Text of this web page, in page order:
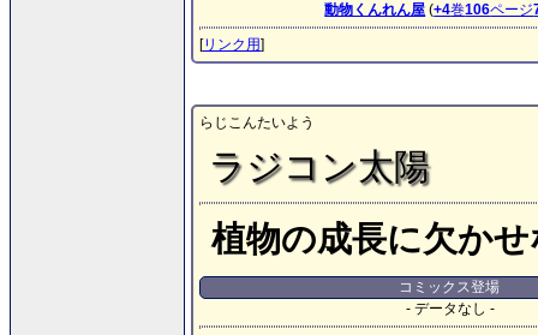
動物くんれん屋 (+4巻106ページ
[リンク用]
らじこんたいよう
ラジコン太陽
植物の成長に欠か
コミックス登場
- データなし -